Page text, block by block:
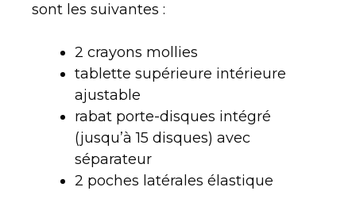
sont les suivantes :
2 crayons mollies
tablette supérieure intérieure
ajustable
rabat porte-disques intégré
(jusqu’à 15 disques) avec
séparateur
2 poches latérales élastique